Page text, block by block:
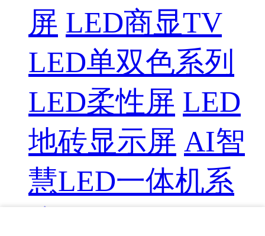
屏 LED商显TV
LED单双色系列
LED柔性屏 LED
地砖显示屏 AI智
慧LED一体机系